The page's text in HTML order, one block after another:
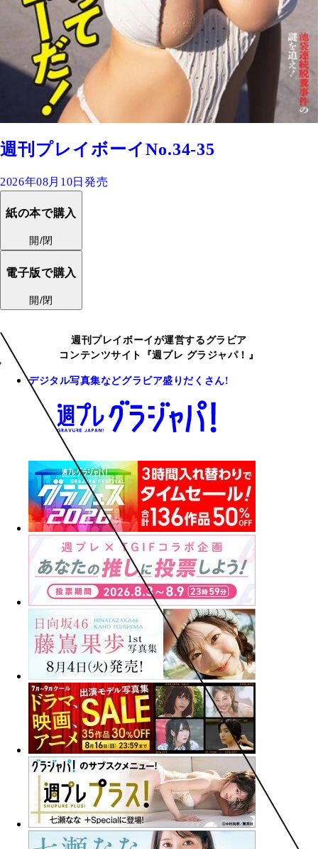
週刊プレイボーイNo.34-35
2026年08月10日発売
紙の本で購入
開/閉
電子版で購入
開/閉
週刊プレイボーイが運営するグラビア
コンテンツサイト『週プレ グラジャパ！』
デジタル写真集などグラビア盛りだくさん!